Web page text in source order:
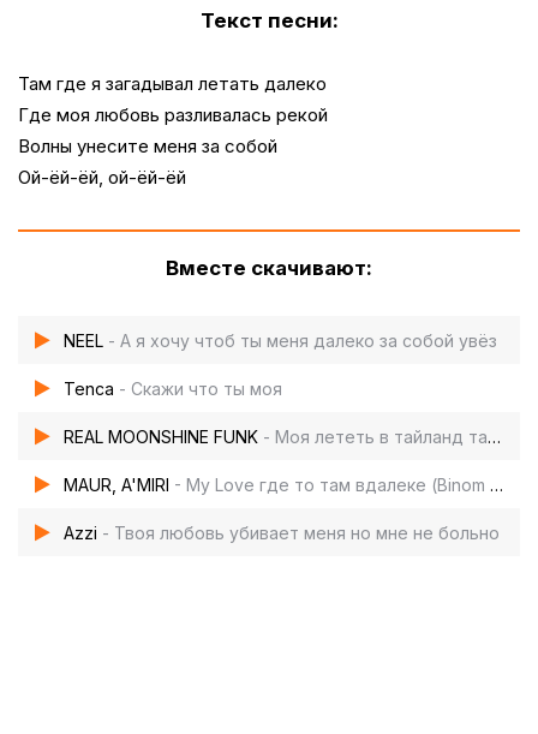
Текст песни:
Там где я загадывал летать далеко
Где моя любовь разливалась рекой
Волны унесите меня за собой
Ой-ёй-ёй, ой-ёй-ёй
Вместе скачивают:
NEEL - А я хочу чтоб ты меня далеко за собой увёз
Tenca - Скажи что ты моя
REAL MOONSHINE FUNK - Моя лететь в тайланд там баба (Super Slowed)
MAUR, A'MIRI - My Love где то там вдалеке (Binom music remix)
Azzi - Твоя любовь убивает меня но мне не больно